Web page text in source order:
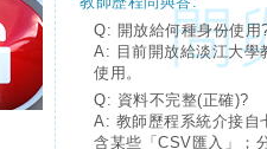
Q: 開放給何種身份使用
A: 目前開放給淡江大學
使用。
Q: 資料不完整(正確)?
A: 教師歷程系統介接自
含某些「CSV匯入」；